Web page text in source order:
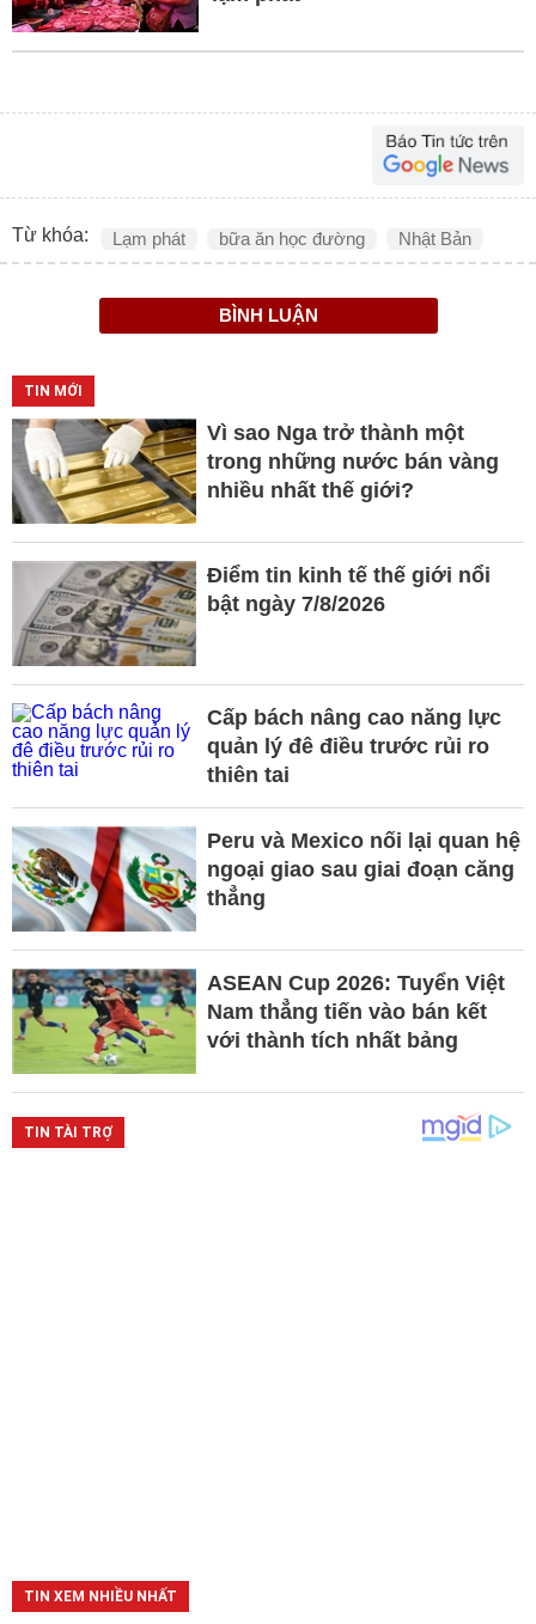
Từ khóa: Lạm phát bữa ăn học đường Nhật Bản
BÌNH LUẬN
TIN MỚI
Vì sao Nga trở thành một
trong những nước bán vàng
nhiều nhất thế giới?
Điểm tin kinh tế thế giới nổi
bật ngày 7/8/2026
Cấp bách nâng cao năng lực
quản lý đê điều trước rủi ro
thiên tai
Peru và Mexico nối lại quan hệ
ngoại giao sau giai đoạn căng
thẳng
ASEAN Cup 2026: Tuyển Việt
Nam thẳng tiến vào bán kết
với thành tích nhất bảng
TIN XEM NHIỀU NHẤT